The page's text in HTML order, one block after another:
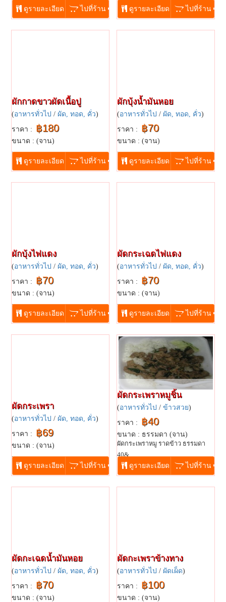
ดูรายละเอียด ไปที่ร้าน ดูรายละเอียด ไปที่ร้าน
ผักกาดขาวผัดเนื้อปู
(อาหารทั่วไป / ผัด, ทอด, คั่ว)
ราคา : ฿180
ขนาด : (จาน)
...
ดูรายละเอียด ไปที่ร้าน
ผักบุ้งน้ำมันหอย
(อาหารทั่วไป / ผัด, ทอด, คั่ว)
ราคา : ฿70
ขนาด : (จาน)
...
ดูรายละเอียด ไปที่ร้าน
ผักบุ้งไฟแดง
(อาหารทั่วไป / ผัด, ทอด, คั่ว)
ราคา : ฿70
ขนาด : (จาน)
...
ดูรายละเอียด ไปที่ร้าน
ผัดกระเฉดไฟแดง
(อาหารทั่วไป / ผัด, ทอด, คั่ว)
ราคา : ฿70
ขนาด : (จาน)
...
ดูรายละเอียด ไปที่ร้าน
ผัดกระเพรา
(อาหารทั่วไป / ผัด, ทอด, คั่ว)
ราคา : ฿69
ขนาด : (จาน)
...
ดูรายละเอียด ไปที่ร้าน
ผัดกระเพราหมูชิ้น
(อาหารทั่วไป / ข้าวสวย)
ราคา : ฿40
ขนาด : ธรรมดา (จาน)
ผัดกระเพราหมู ราดข้าว ธรรมดา
40&...
ดูรายละเอียด ไปที่ร้าน
ผัดกะเฉดน้ำมันหอย
(อาหารทั่วไป / ผัด, ทอด, คั่ว)
ราคา : ฿70
ขนาด : (จาน)
ผัดกะเพราข้างทาง
(อาหารทั่วไป / ผัดเผ็ด)
ราคา : ฿100
ขนาด : (จาน)